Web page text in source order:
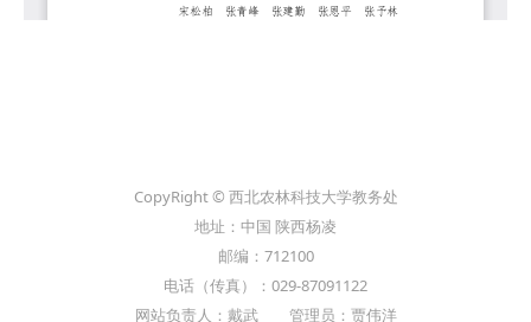
CopyRight © 西北农林科技大学教务处
地址：中国 陕西杨凌
邮编：712100
电话（传真）：029-87091122
网站负责人：戴武 管理员：贾伟洋